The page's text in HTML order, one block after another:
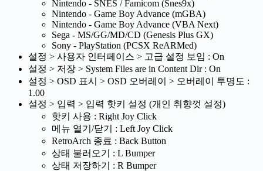
Nintendo - SNES / Famicom (Snes9x)
Nintendo - Game Boy Advance (mGBA)
Nintendo - Game Boy Advance (VBA Next)
Sega - MS/GG/MD/CD (Genesis Plus GX)
Sony - PlayStation (PCSX ReARMed)
설정 > 사용자 인터페이스 > 고급 설정 보임 : On
설정 > 저장 > System Files are in Content Dir : On
설정 > OSD 표시 > OSD 오버레이 > 오버레이 투명도 :
1.00
설정 > 입력 > 입력 핫키 설정 (개인 취향껏 설정)
핫키 사용 : Right Joy Click
메뉴 열기/닫기 : Left Joy Click
RetroArch 종료 : Back Button
상태 불러오기 : L Bumper
상태 저장하기 : R Bumper